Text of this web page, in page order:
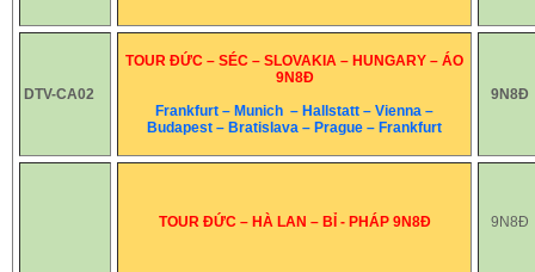
DTV-CA02
TOUR ĐỨC – SÉC – SLOVAKIA – HUNGARY – ÁO
9N8Đ
Frankfurt – Munich – Hallstatt – Vienna –
Budapest – Bratislava – Prague – Frankfurt
9N8Đ
TOUR ĐỨC – HÀ LAN – BỈ - PHÁP 9N8Đ 9N8Đ